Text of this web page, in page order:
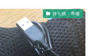
持ち物・準備